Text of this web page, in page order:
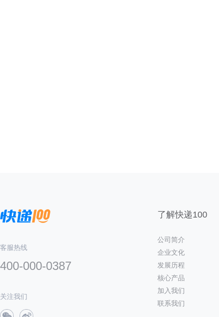
客服热线
400-000-0387
关注我们
了解快递100
公司简介
企业文化
发展历程
核心产品
加入我们
联系我们